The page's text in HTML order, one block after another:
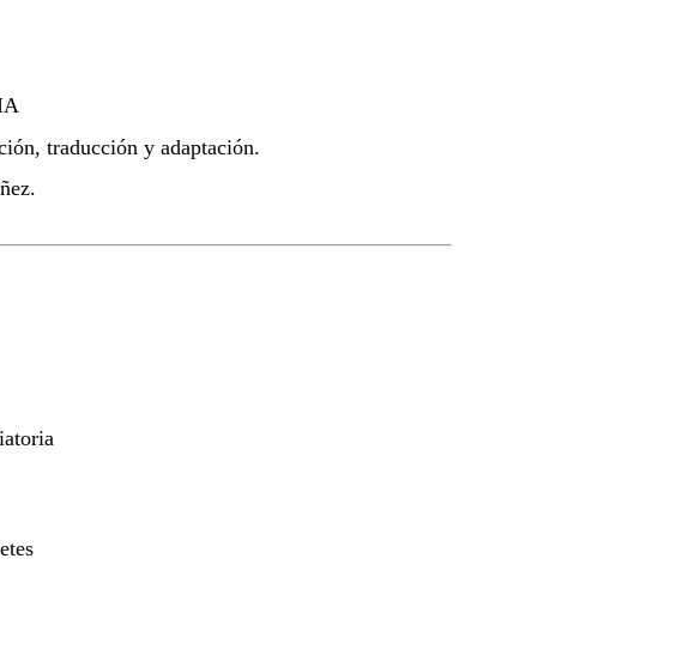
traducción y adaptación.